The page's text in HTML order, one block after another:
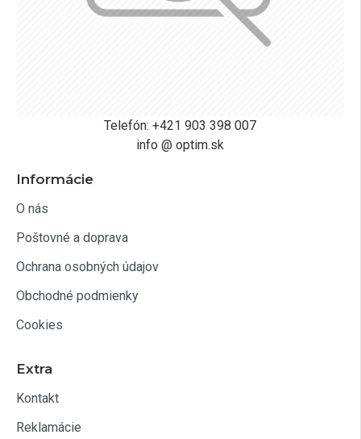
Telefón: +421 903 398 007
info @ optim.sk
Informácie
O nás
Poštovné a doprava
Ochrana osobných údajov
Obchodné podmienky
Cookies
Extra
Kontakt
Reklamácie